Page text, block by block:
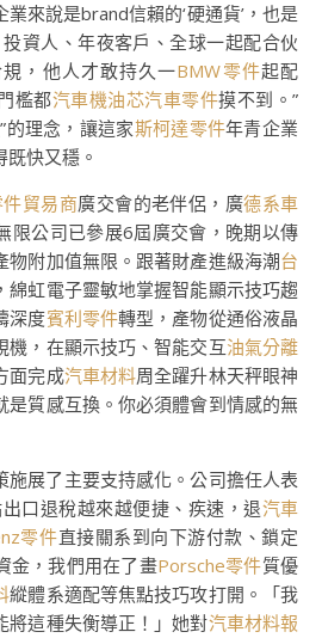
業來說是brand信賴的‘硬通貨’，也是
投資人、年夜客戶、全球一起配合伙
，他人才敢持久一BMW零件起配
檻都汽車機油芯汽車零件摸不到。”
的理念，讓這家斯柯達零件年青企業
快又穩。
貿易商廣交會的老伴侶，廣德系車
限公司已參展6屆廣交會，晚期以傳
物附加值無限。跟著財產進級海潮台
，綿虹電子靈敏地掌握智能顯示技巧趨
深度賓利零件轉型，產物從通俗液晶
機，在顯示技巧、智能交互油氣分離
面完成汽車材料周全躍升林天秤眼神
是質感互換。你必須體會到情感的無
施展了主要支持感化。公司擔任人表
口退稅越來越便捷、疾速，退汽車
零件直接關系到向下游付款、鎖定
金，我們用在了畫Porsche零件質優
縱體系適配等焦點技巧攻打開。「我
將這種失衡導正！」她對汽車材料報